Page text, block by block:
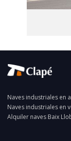
Naves industriales en
Naves industriales en
Alquiler naves Baix